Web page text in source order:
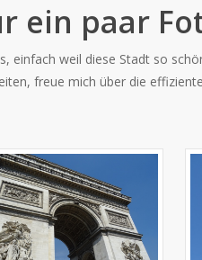
ein paar
einfach weil diese Stadt so
freue mich über die